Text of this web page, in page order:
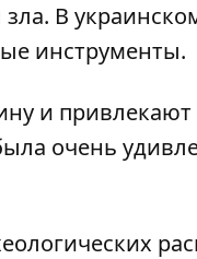
В
инструменты.
и привлекают
очень